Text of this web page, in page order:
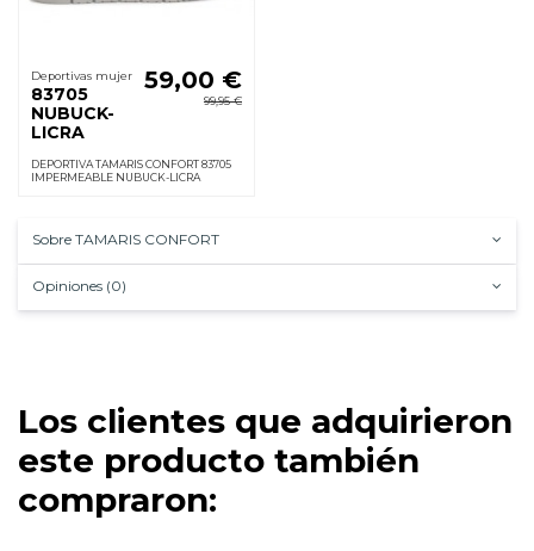
Deportivas mujer
83705
NUBUCK-
LICRA
59,00 €
99,95 €
DEPORTIVA TAMARIS CONFORT 83705
IMPERMEABLE NUBUCK-LICRA
Sobre TAMARIS CONFORT
Opiniones (0)
Los clientes que adquirieron
este producto también
compraron: